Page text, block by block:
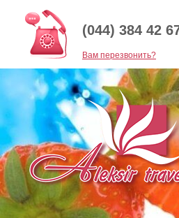
(044) 384 42
Baм перезвонить?